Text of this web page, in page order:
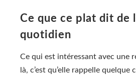
Ce que ce plat dit de
quotidien
Ce qui est intéressant avec une
là, c’est qu’elle rappelle quelque